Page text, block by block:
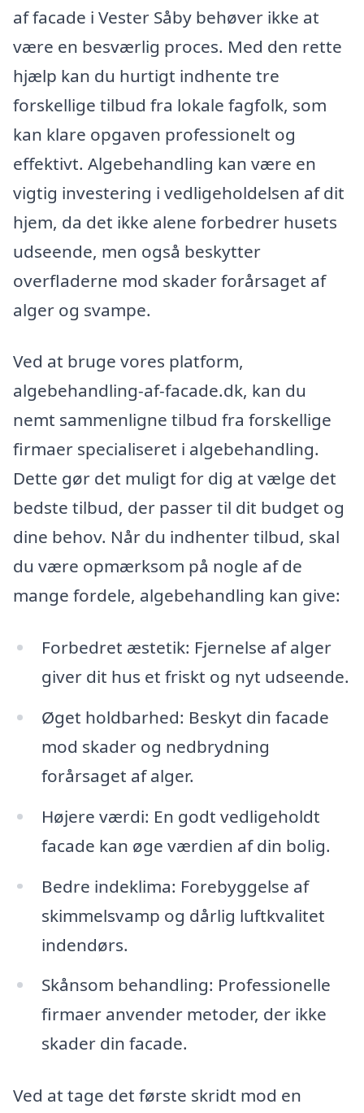
af facade i Vester Såby behøver ikke at
være en besværlig proces. Med den rette
hjælp kan du hurtigt indhente tre
forskellige tilbud fra lokale fagfolk, som
kan klare opgaven professionelt og
effektivt. Algebehandling kan være en
vigtig investering i vedligeholdelsen af dit
hjem, da det ikke alene forbedrer husets
udseende, men også beskytter
overfladerne mod skader forårsaget af
alger og svampe.
Ved at bruge vores platform,
algebehandling-af-facade.dk, kan du
nemt sammenligne tilbud fra forskellige
firmaer specialiseret i algebehandling.
Dette gør det muligt for dig at vælge det
bedste tilbud, der passer til dit budget og
dine behov. Når du indhenter tilbud, skal
du være opmærksom på nogle af de
mange fordele, algebehandling kan give:
Forbedret æstetik: Fjernelse af alger
giver dit hus et friskt og nyt udseende.
Øget holdbarhed: Beskyt din facade
mod skader og nedbrydning
forårsaget af alger.
Højere værdi: En godt vedligeholdt
facade kan øge værdien af din bolig.
Bedre indeklima: Forebyggelse af
skimmelsvamp og dårlig luftkvalitet
indendørs.
Skånsom behandling: Professionelle
firmaer anvender metoder, der ikke
skader din facade.
Ved at tage det første skridt mod en